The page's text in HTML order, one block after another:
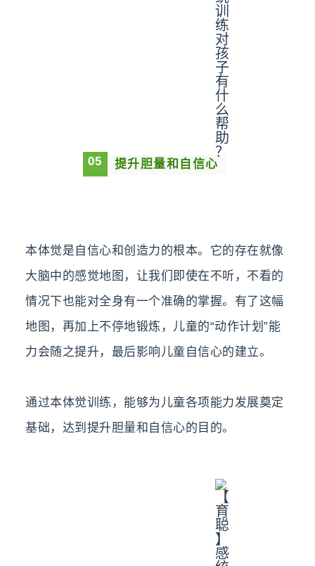
05 提升胆量和自信心
本体觉是自信心和创造力的根本。它的存在就像
大脑中的感觉地图，让我们即使在不听，不看的
情况下也能对全身有一个准确的掌握。有了这幅
地图，再加上不停地锻炼，儿童的“动作计划”能
力会随之提升，最后影响儿童自信心的建立。
通过本体觉训练，能够为儿童各项能力发展奠定
基础，达到提升胆量和自信心的目的。